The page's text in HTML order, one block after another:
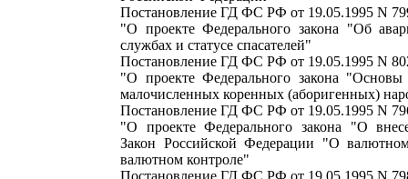
Постановление ГД ФС РФ от 19.05.1995 N
"О проекте Федерального закона "Об
службах и статусе спасателей"
Постановление ГД ФС РФ от 19.05.1995 N
"О проекте Федерального закона "Основы
малочисленных коренных (аборигенных)
Постановление ГД ФС РФ от 19.05.1995 N
"О проекте Федерального закона "О
Закон Российской Федерации "О
валютном контроле"
Постановление ГД ФС РФ от 19.05.1995 N